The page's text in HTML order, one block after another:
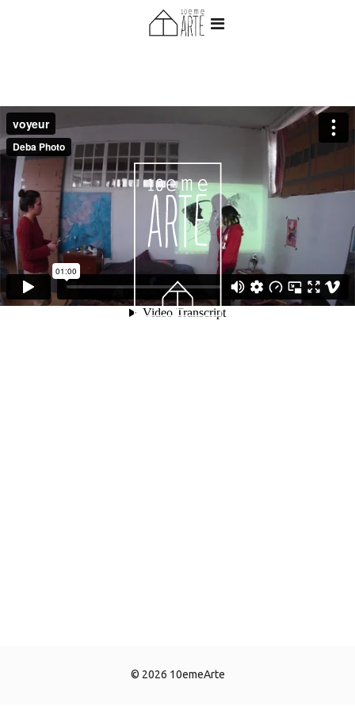
© 2026 10emeArte